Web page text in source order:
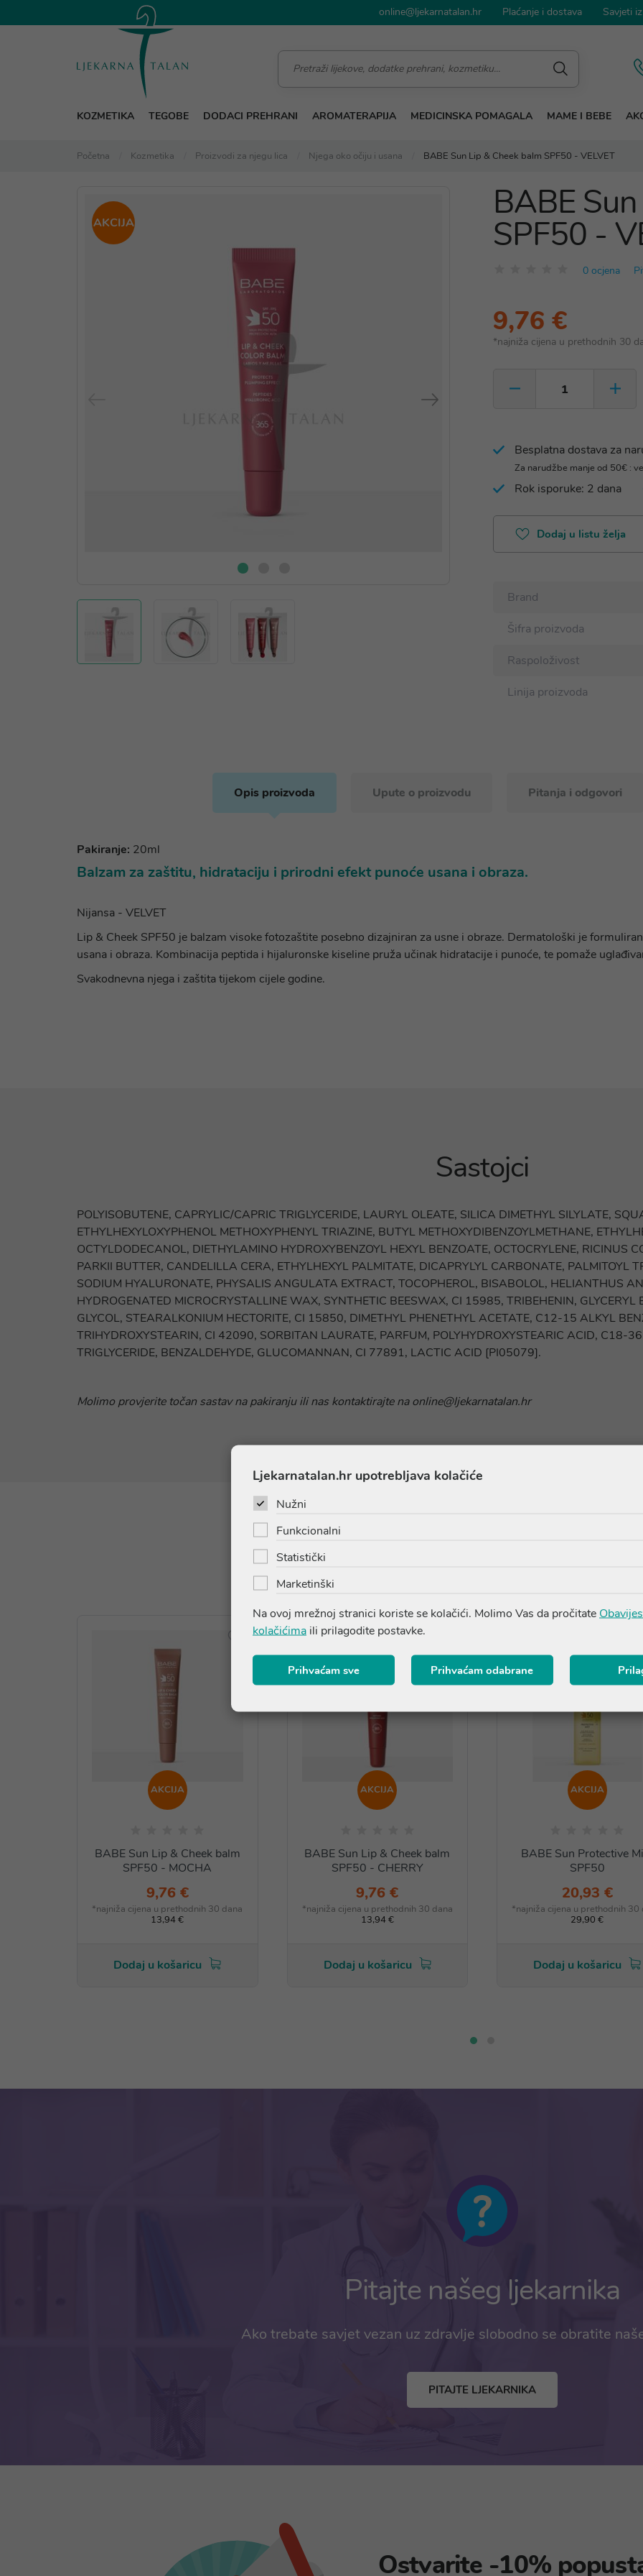
online@ljekarnatalan.hr Plaćanje i dostava Savjeti
KOZMETIKA TEGOBE DODACI PREHRANI AROMATERAPIJA MEDICINSKA POMAGALA MAME I BEBE
Početna Kozmetika Proizvodi za njegu lica Njega oko očiju i usana BABE Sun Lip & Cheek balm SPF50 - VELVET
AKCIJA BABE
SPF50 -
0 ocjena
9,76 €
*najniža cijena u prethodnih 30
Besplatna dostava za
Za narudžbe manje od 50€ :
Rok isporuke: 2 dana
Dodaj u listu želja
Brand
Šifra proizvoda
Raspoloživost
Linija proizvoda
Opis proizvoda Upute o proizvodu Pitanja i odgovori
Pakiranje: 20ml
Balzam za zaštitu, hidrataciju i prirodni efekt punoće usana i obraza.
Nijansa - VELVET
Lip & Cheek SPF50 je balzam visoke fotozaštite posebno dizajniran za usne i obraze. Dermatološki je
usana i obraza. Kombinacija peptida i hijaluronske kiseline pruža učinak hidratacije i punoće, te pomaže
Svakodnevna njega i zaštita tijekom cijele godine.
Sastojci
POLYISOBUTENE, CAPRYLIC/CAPRIC TRIGLYCERIDE, LAURYL OLEATE, SILICA DIMETHYL SILYLATE,
ETHYLHEXYLOXYPHENOL METHOXYPHENYL TRIAZINE, BUTYL METHOXYDIBENZOYLMETHANE,
OCTYLDODECANOL, DIETHYLAMINO HYDROXYBENZOYL HEXYL BENZOATE, OCTOCRYLENE, RICINUS
PARKII BUTTER, CANDELILLA CERA, ETHYLHEXYL PALMITATE, DICAPRYLYL CARBONATE, PALMITOYL
SODIUM HYALURONATE, PHYSALIS ANGULATA EXTRACT, TOCOPHEROL, BISABOLOL, HELIANTHUS
HYDROGENATED MICROCRYSTALLINE WAX, SYNTHETIC BEESWAX, CI 15985, TRIBEHENIN,
GLYCOL, STEARALKONIUM HECTORITE, CI 15850, DIMETHYL PHENETHYL ACETATE, C12-15 ALKYL
TRIHYDROXYSTEARIN, CI 42090, SORBITAN LAURATE, PARFUM, POLYHYDROXYSTEARIC ACID, C18-
TRIGLYCERIDE, BENZALDEHYDE, GLUCOMANNAN, CI 77891, LACTIC ACID [PI05079].
Molimo provjerite točan sastav na pakiranju ili nas kontaktirajte na online@ljekarnatalan.hr
AKCIJA
BABE Sun Lip & Cheek balm
SPF50 - MOCHA
9,76 €
*najniža cijena u prethodnih 30 dana
13,94 €
Dodaj u košaricu
AKCIJA
BABE Sun Lip & Cheek balm
SPF50 - CHERRY
9,76 €
*najniža cijena u prethodnih 30 dana
13,94 €
Dodaj u košaricu
AKCIJA
BABE Sun Protective
SPF50
20,93 €
*najniža cijena u prethodnih 30
29,90 €
Dodaj u košaricu
Pitajte našeg ljekarnika
Ako trebate savjet vezan uz zdravlje slobodno se obratite
PITAJTE LJEKARNIKA
Ostvarite -10%
Ljekarnatalan.hr upotrebljava kolačiće
Nužni
Funkcionalni
Statistički
Marketinški
Na ovoj mrežnoj stranici koriste se kolačići. Molimo Vas da pročitate
kolačićima ili prilagodite postavke.
Prihvaćam sve Prihvaćam odabrane